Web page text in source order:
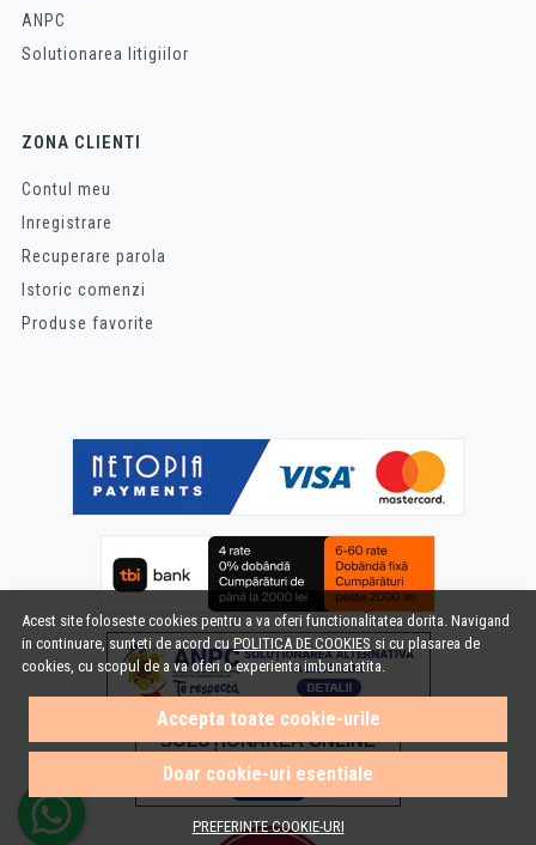
Acest site foloseste cookies pentru a va oferi functionalitatea dorita. Navigand
in continuare, sunteti de acord cuPOLITICA DE COOKIES si cu plasarea de
cookies, cu scopul de a va oferi o experienta imbunatatita.
Accepta toate cookie-urile
Doar cookie-uri esentiale
PREFERINTE COOKIE-URI
ANPC
Solutionarea litigiilor
ZONA CLIENTI
Contul meu
Inregistrare
Recuperare parola
Istoric comenzi
Produse favorite